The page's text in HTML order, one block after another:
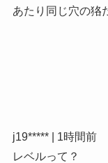
あたり同じ穴の狢
j19***** | 1時間前
レベルって？